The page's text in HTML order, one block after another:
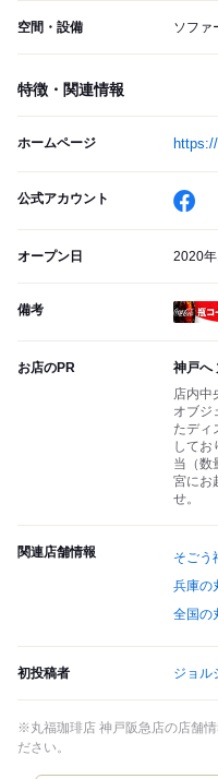
空間・設備 ソファ
特徴・関連情報
ホームページ
公式アカウント
オープン日 2020
備考
お店のPR
神戸へ
店内中
オブジ
たディ
してお
当（数
宮にお
せ。
関連店舗情報
そごう
兵庫の
全国の
初投稿者 ジョル
※丸福珈琲店 神戸阪急店の店舗
ださい。